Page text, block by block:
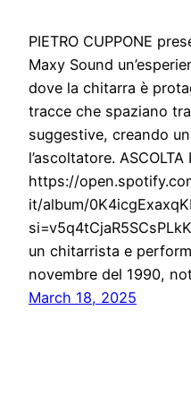
PIETRO CUPPONE
Maxy Sound
dove la chitarra è
tracce che spaziano
suggestive, creando
l’ascoltatore. ASCOLTA
https://
it/album/
un chitarrista e
novembre del 1990,
March 18, 2025